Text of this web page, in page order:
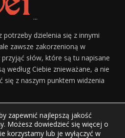
...
potrzeby dzielenia się z innymi
zawsze zakorzenioną w
słów, które są tu napisane
według Ciebie znieważane, a nie
się z naszym punktem widzenia
zapewnić najlepszą jakość
Możesz dowiedzieć się więcej o
korzystamy lub je wyłączyć w